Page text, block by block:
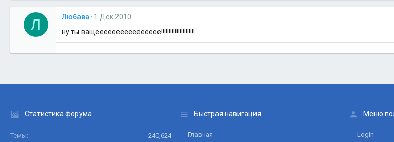
Л Любава
1 Дек 2010
ну ты ващееееееееееееееее!!!!!!!!!!!!!!!!!!!!!!
Статистика форума
Темы 240,624
Быстрая навигация
Главная
Меню
Login